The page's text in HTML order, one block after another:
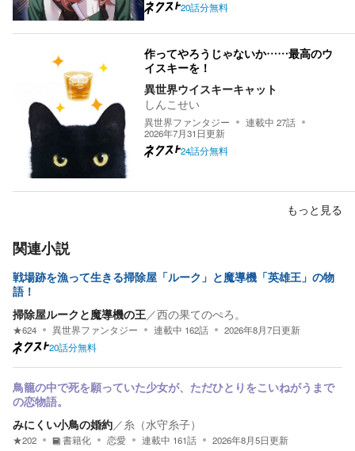
20話分無料
作ってやろうじゃないか……最高のウ
イスキーを！
異世界ウイスキーキャット
しんこせい
異世界ファンタジー 連載中 27話
2026年7月31日更新
24話分無料
もっと見る
関連小説
戦場跡を漁って生きる掃除屋「ルーク」と魔導機「英雄王」の物
語！
掃除屋ルークと魔導機の王／西の果てのぺろ。
★624 異世界ファンタジー 連載中 162話 2026年8月7日更新
20話分無料
鳥籠の中で死を願っていた少女が、ただひとりをこいねがうまで
の恋物語。
みにくい小鳥の婚約／糸（水守糸子）
★202 書籍化 恋愛 連載中 161話 2026年8月5日更新